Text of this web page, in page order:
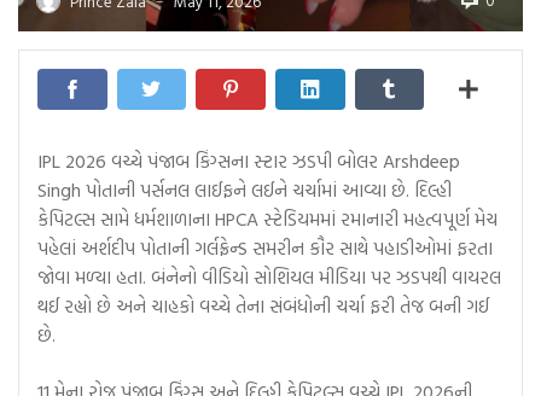
IPL 2026 વચ્ચે પંજાબ કિંગ્સના સ્ટાર ઝડપી બોલર Arshdeep
Singh પોતાની પર્સનલ લાઈફને લઈને ચર્ચામાં આવ્યા છે. દિલ્હી
કેપિટલ્સ સામે ધર્મશાળાના HPCA સ્ટેડિયમમાં રમાનારી મહત્વપૂર્ણ મેચ
પહેલાં અર્શદીપ પોતાની ગર્લફ્રેન્ડ સમરીન કૌર સાથે પહાડીઓમાં ફરતા
જોવા મળ્યા હતા. બંનેનો વીડિયો સોશિયલ મીડિયા પર ઝડપથી વાયરલ
થઈ રહ્યો છે અને ચાહકો વચ્ચે તેના સંબંધોની ચર્ચા ફરી તેજ બની ગઈ
છે.